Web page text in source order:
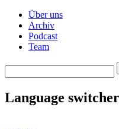
Über uns
Archiv
Podcast
Team
Language switcher